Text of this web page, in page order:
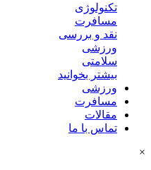
تکنولوژی
مسافرت
نقد و بررسی
ورزشی
سلامتی
بیشتر بخوانید
ورزشی
مسافرت
مقالات
تماس با ما
×